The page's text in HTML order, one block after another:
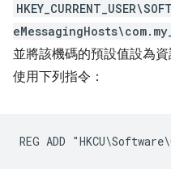
並將該機碼的預設值設為
使用下列指令：